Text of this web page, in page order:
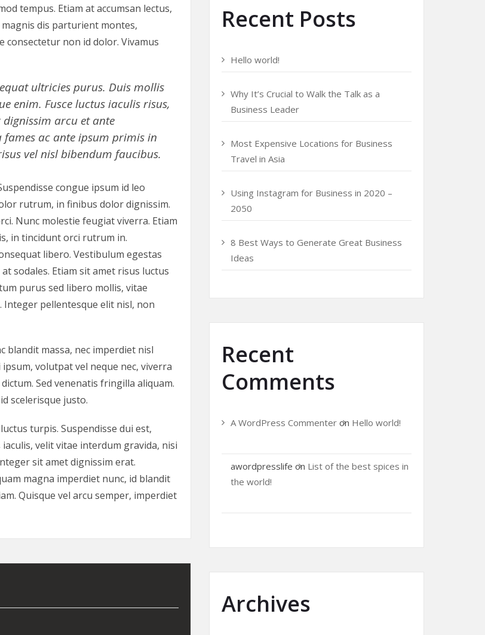
tempus. Etiam at accumsan lectus,
dis parturient montes,
consectetur non id dolor. Vivamus
ultricies purus. Duis mollis
enim. Fusce luctus iaculis risus,
arcu et ante
ac ante ipsum primis in
vel nisl bibendum faucibus.
congue ipsum id leo
rutrum, in finibus dolor dignissim.
Nunc molestie feugiat viverra. Etiam
in tincidunt orci rutrum in.
libero. Vestibulum egestas
sodales. Etiam sit amet risus luctus
purus sed libero mollis, vitae
pellentesque elit nisl, non
blandit massa, nec imperdiet nisl
volutpat vel neque nec, viverra
Sed venenatis fringilla aliquam.
scelerisque justo.
turpis. Suspendisse dui est,
velit vitae interdum gravida, nisi
sit amet dignissim erat.
magna imperdiet nunc, id blandit
Quisque vel arcu semper, imperdiet
Recent Posts
Hello world!
Why It’s Crucial to Walk the Talk as a
Business Leader
Most Expensive Locations for Business
Travel in Asia
Using Instagram for Business in 2020 –
2050
8 Best Ways to Generate Great Business
Ideas
Recent
Comments
A WordPress Commenter on Hello world!
awordpresslife on List of the best spices in
the world!
Archives